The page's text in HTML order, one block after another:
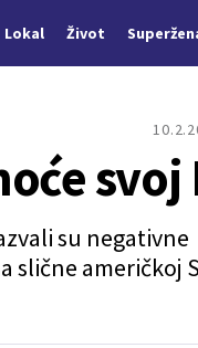
Lokal Život
svoj
su negativne
slične američkoj